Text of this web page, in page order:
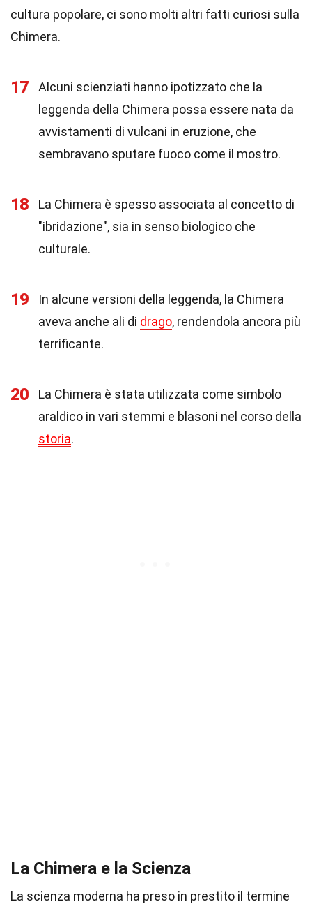
cultura popolare, ci sono molti altri fatti curiosi sulla
Chimera.
17
Alcuni scienziati hanno ipotizzato che la
leggenda della Chimera possa essere nata da
avvistamenti di vulcani in eruzione, che
sembravano sputare fuoco come il mostro.
18
La Chimera è spesso associata al concetto di
"ibridazione", sia in senso biologico che
culturale.
19
In alcune versioni della leggenda, la Chimera
aveva anche ali di drago, rendendola ancora più
terrificante.
20
La Chimera è stata utilizzata come simbolo
araldico in vari stemmi e blasoni nel corso della
storia.
La Chimera e la Scienza
La scienza moderna ha preso in prestito il termine